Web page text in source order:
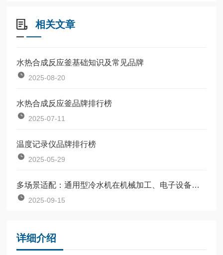
相关文章
水热合成反应釜基础知识及常见品牌
2025-08-20
水热合成反应釜品牌排行榜
2025-07-11
温度记录仪品牌排行榜
2025-05-29
多场景适配：通用型冷水机在机械加工、电子设备中的应用
2025-09-15
详细介绍